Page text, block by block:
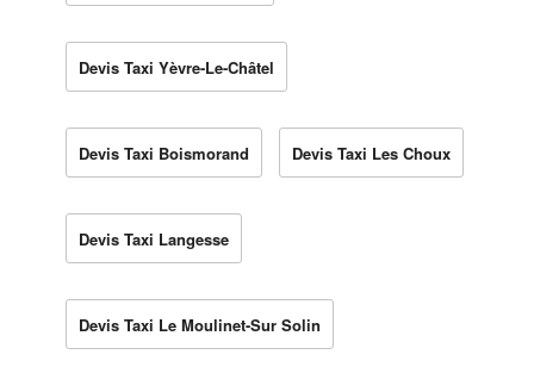
Devis Taxi Yèvre-Le-Châtel
Devis Taxi Boismorand Devis Taxi Les Choux
Devis Taxi Langesse
Devis Taxi Le Moulinet-Sur Solin